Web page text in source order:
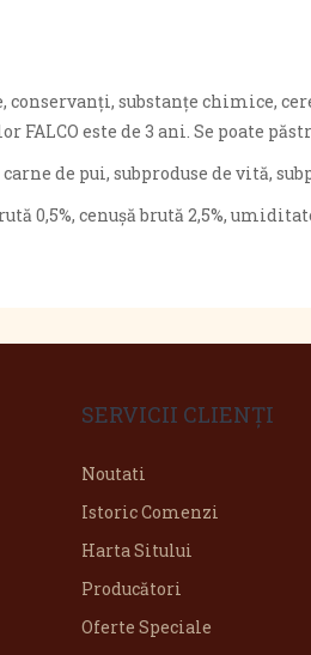
substanțe chimice,
este de 3 ani. Se poate
de pui, subproduse de vită,
0,5%, cenușă brută 2,5%,
SERVICII CLIENŢI
Noutati
Istoric Comenzi
Harta Sitului
Producători
Oferte Speciale